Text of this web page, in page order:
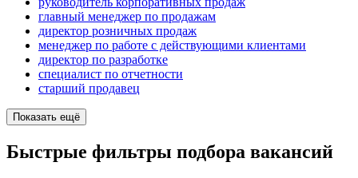
главный менеджер по продажам
директор розничных продаж
менеджер по работе с действующими клиентами
директор по разработке
специалист по отчетности
старший продавец
Показать ещё
Быстрые фильтры подбора вакансий